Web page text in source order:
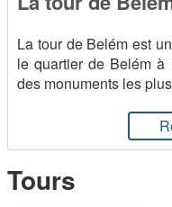
La tour de Belém est
le quartier de Belém à
des monuments les
Tours